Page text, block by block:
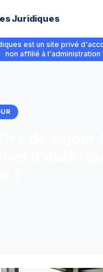
Juridiques
est un site privé
non affilié à l'administration